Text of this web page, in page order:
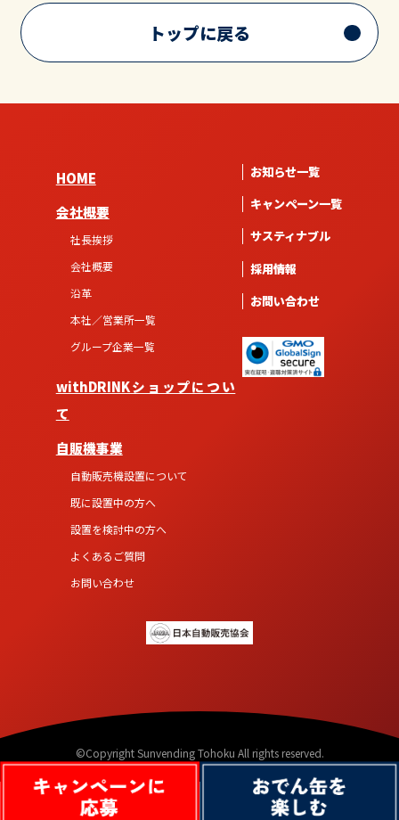
トップに戻る
HOME
会社概要
社長挨拶
会社概要
沿革
本社／営業所一覧
グループ企業一覧
withDRINKショップについ
て
自販機事業
自動販売機設置について
既に設置中の方へ
設置を検討中の方へ
よくあるご質問
お問い合わせ
お知らせ一覧
キャンペーン一覧
サスティナブル
採用情報
お問い合わせ
©Copyright Sunvending Tohoku All rights reserved.